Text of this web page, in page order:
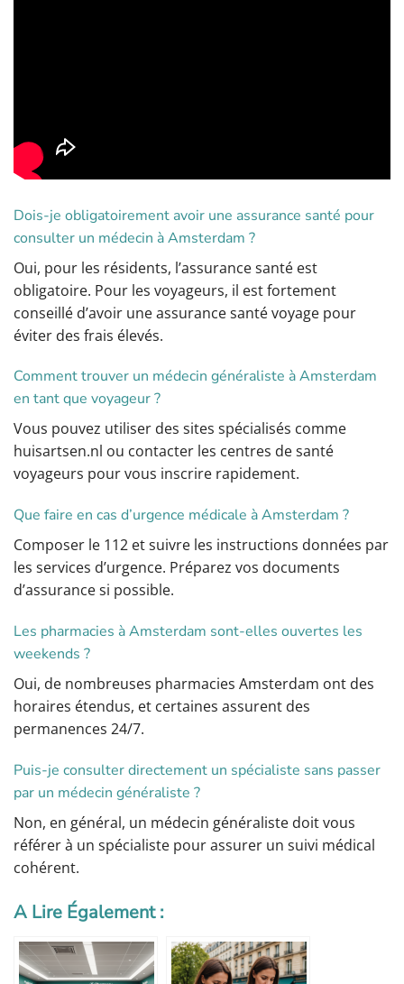
Dois-je obligatoirement avoir une assurance santé pour
consulter un médecin à Amsterdam ?
Oui, pour les résidents, l’assurance santé est
obligatoire. Pour les voyageurs, il est fortement
conseillé d’avoir une assurance santé voyage pour
éviter des frais élevés.
Comment trouver un médecin généraliste à Amsterdam
en tant que voyageur ?
Vous pouvez utiliser des sites spécialisés comme
huisartsen.nl ou contacter les centres de santé
voyageurs pour vous inscrire rapidement.
Que faire en cas d’urgence médicale à Amsterdam ?
Composer le 112 et suivre les instructions données par
les services d’urgence. Préparez vos documents
d’assurance si possible.
Les pharmacies à Amsterdam sont-elles ouvertes les
weekends ?
Oui, de nombreuses pharmacies Amsterdam ont des
horaires étendus, et certaines assurent des
permanences 24/7.
Puis-je consulter directement un spécialiste sans passer
par un médecin généraliste ?
Non, en général, un médecin généraliste doit vous
référer à un spécialiste pour assurer un suivi médical
cohérent.
A Lire Également :